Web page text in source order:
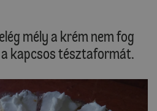
mély a krém nem fog
kapcsos tésztaformát.